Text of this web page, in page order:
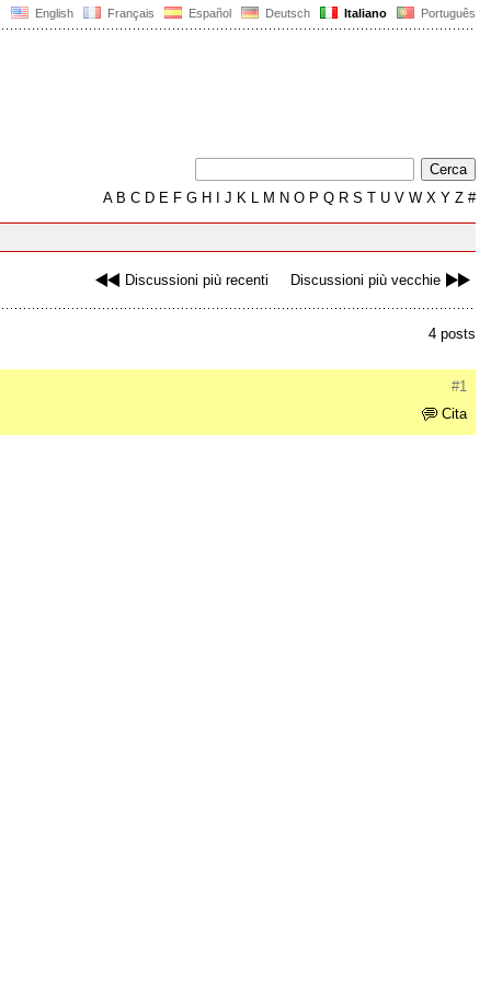
English Français Español Deutsch Italiano Português
AB C D E F G H J K L M N O P Q R S T U V W X Y Z #
Discussioni più recenti Discussioni più vecchie
4 posts
#1
Cita